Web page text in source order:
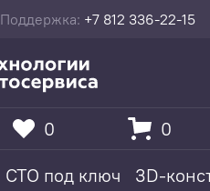
Поддержка: +7 812 336-22-15
СТО под ключ 3D-
0 0